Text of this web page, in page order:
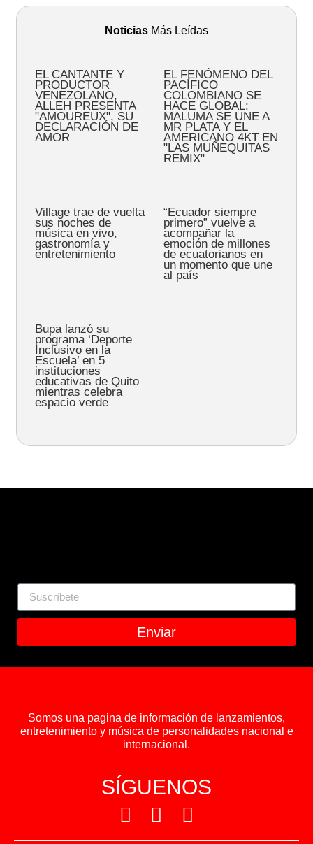
Noticias Más Leídas
EL CANTANTE Y
PRODUCTOR
VENEZOLANO,
ALLEH PRESENTA
"AMOUREUX", SU
DECLARACIÓN DE
AMOR
EL FENÓMENO DEL
PACÍFICO
COLOMBIANO SE
HACE GLOBAL:
MALUMA SE UNE A
MR PLATA Y EL
AMERICANO 4KT EN
"LAS MUÑEQUITAS
REMIX"
Village trae de vuelta
sus noches de
música en vivo,
gastronomía y
entretenimiento
“Ecuador siempre
primero” vuelve a
acompañar la
emoción de millones
de ecuatorianos en
un momento que une
al país
Bupa lanzó su
programa ‘Deporte
Inclusivo en la
Escuela’ en 5
instituciones
educativas de Quito
mientras celebra
espacio verde
Enviar
Somos una pagina de información de lanzamientos,
entretenimiento y música de personalidades nacional e
internacional.
SÍGUENOS